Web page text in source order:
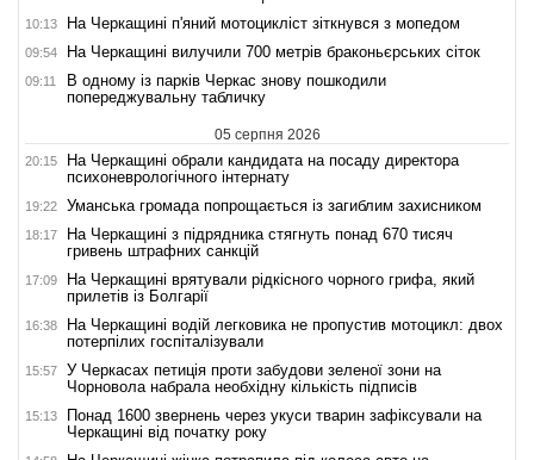
10:13 На Черкащині п'яний мотоцикліст зіткнувся з мопедом
09:54 На Черкащині вилучили 700 метрів браконьєрських сіток
09:11
В одному із парків Черкас знову пошкодили
попереджувальну табличку
05 серпня 2026
20:15
На Черкащині обрали кандидата на посаду директора
психоневрологічного інтернату
19:22 Уманська громада попрощається із загиблим захисником
18:17
На Черкащині з підрядника стягнуть понад 670 тисяч
гривень штрафних санкцій
17:09
На Черкащині врятували рідкісного чорного грифа, який
прилетів із Болгарії
16:38
На Черкащині водій легковика не пропустив мотоцикл: двох
потерпілих госпіталізували
15:57
У Черкасах петиція проти забудови зеленої зони на
Чорновола набрала необхідну кількість підписів
15:13
Понад 1600 звернень через укуси тварин зафіксували на
Черкащині від початку року